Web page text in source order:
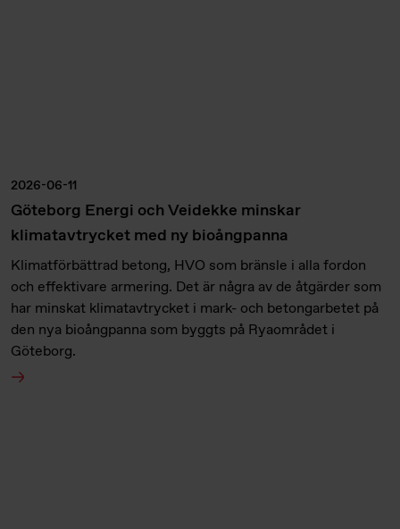
2026-06-11
Göteborg Energi och Veidekke minskar
klimatavtrycket med ny bioångpanna
Klimatförbättrad betong, HVO som bränsle i alla fordon
och effektivare armering. Det är några av de åtgärder som
har minskat klimatavtrycket i mark- och betongarbetet på
den nya bioångpanna som byggts på Ryaområdet i
Göteborg.